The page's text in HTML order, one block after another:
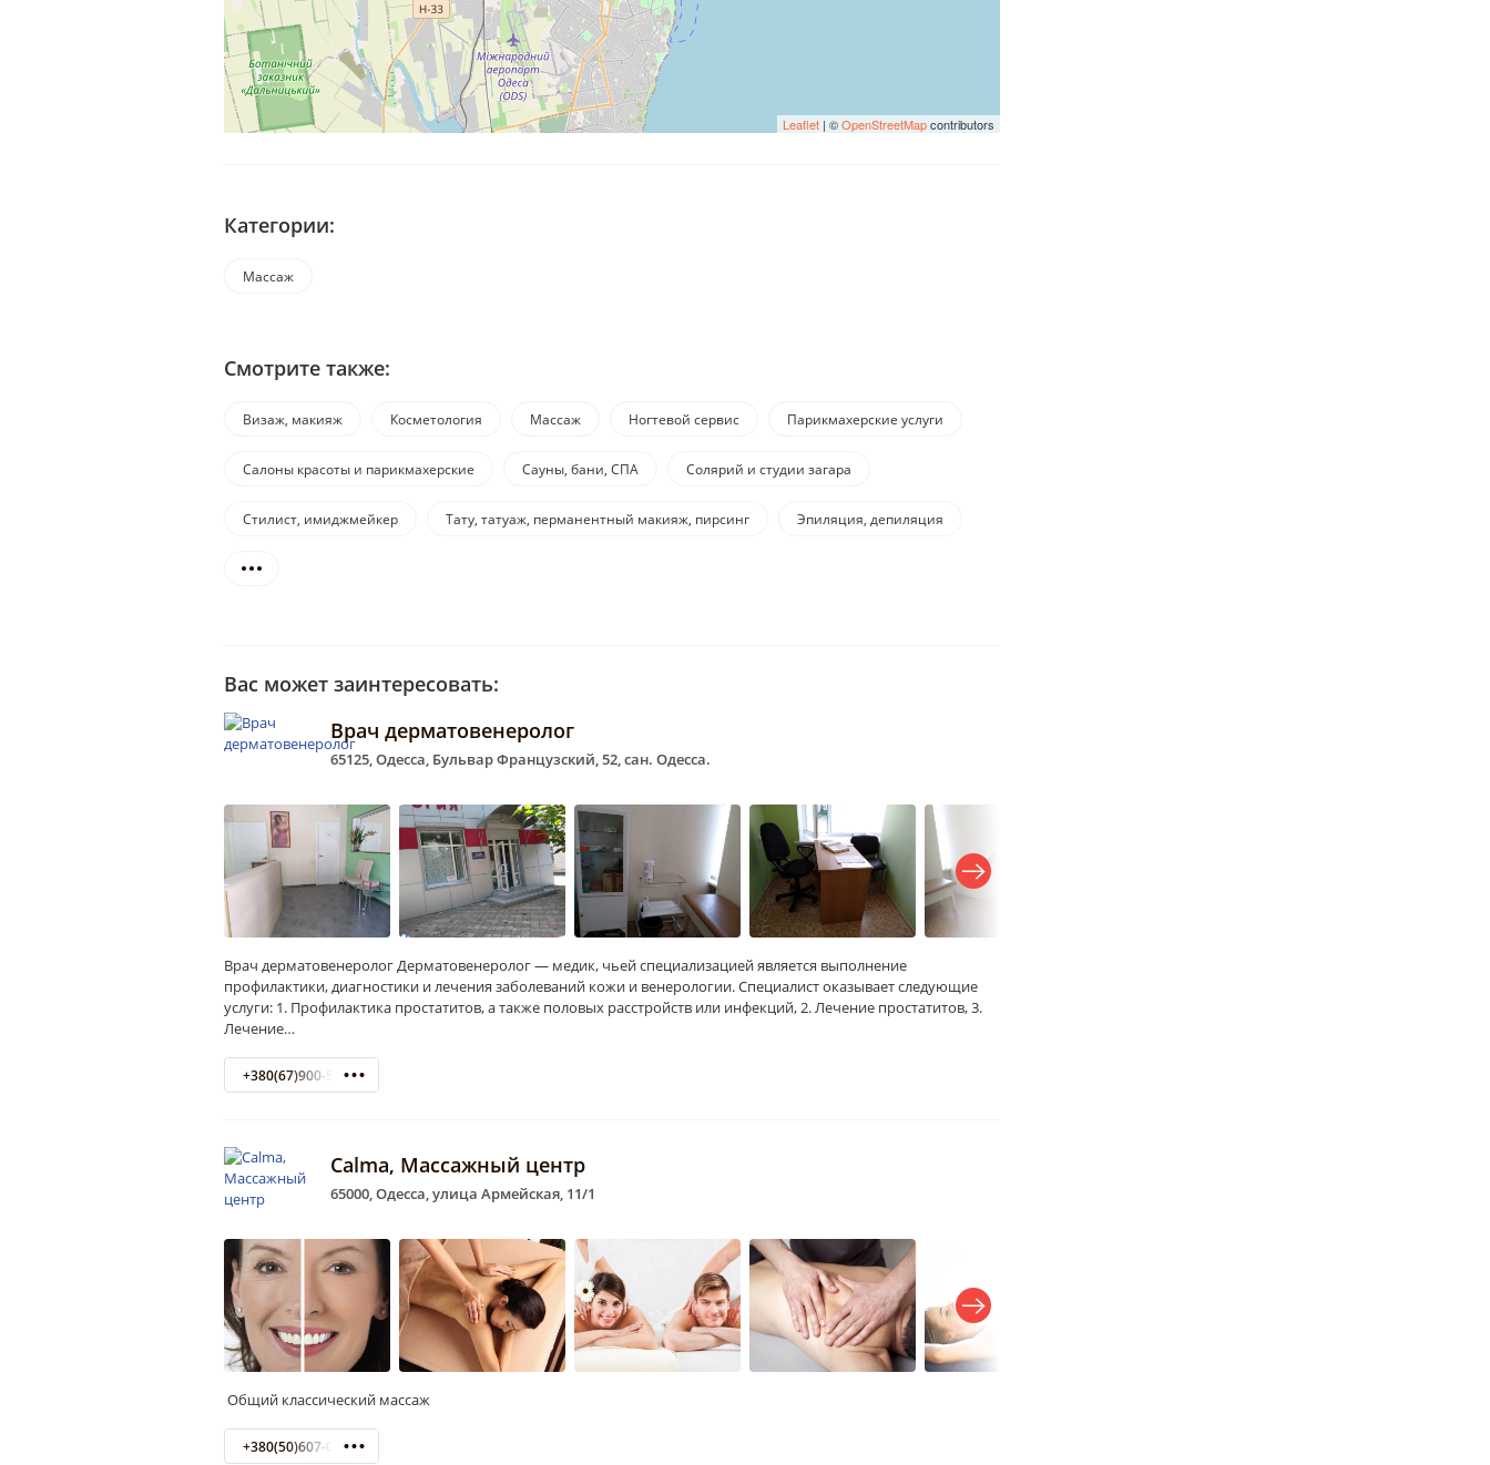
Leaflet | ©OpenStreetMapcontributors
Категории:
Массаж
Смотрите также:
Визаж, макияж Косметология Массаж Ногтевой сервис Парикмахерские услуги
Салоны красоты и парикмахерские Сауны, бани, СПА Солярий и студии загара
Стилист, имиджмейкер Тату, татуаж, перманентный макияж, пирсинг Эпиляция, депиляция
Вас может заинтересовать:
Врач дерматовенеролог
65125, Одесса, Бульвар Французский, 52, сан. Одесса.
Врач дерматовенеролог Дерматовенеролог — медик, чьей специализацией является выполнение
профилактики, диагностики и лечения заболеваний кожи и венерологии. Специалист оказывает следующие
услуги: 1. Профилактика простатитов, а также половых расстройств или инфекций, 2. Лечение простатитов, 3.
Лечение…
+380(67)900-58-75
Calma, Массажный центр
65000, Одесса, улица Армейская, 11/1
Общий классический массаж
+380(50)607-06-03